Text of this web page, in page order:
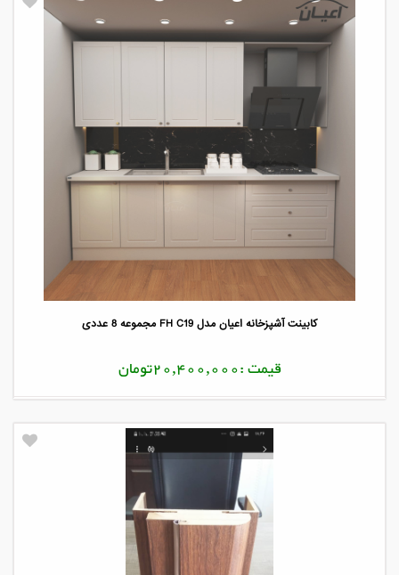
کابینت آشپزخانه اعیان مدل FH C19 مجموعه 8 عددی
قیمت :20,400,000تومان